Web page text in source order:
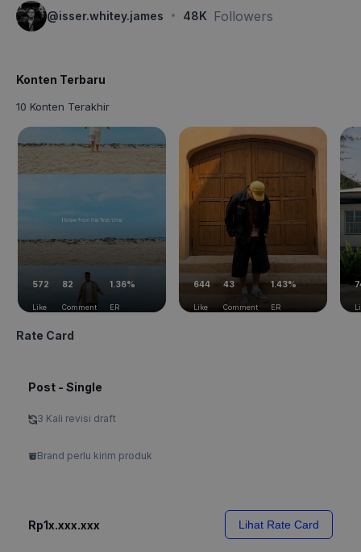
@isser.whitey.james · 48K Followers
Konten Terbaru
10 Konten Terakhir
572
Like
82
Comment
1.36%
ER
644
Like
43
Comment
1.43%
ER
Rate Card
Post - Single
3 Kali revisi draft
Brand perlu kirim produk
Rp1x.xxx.xxx Lihat Rate Card